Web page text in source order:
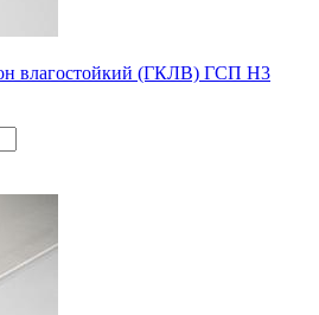
влагостойкий (ГКЛВ) ГСП H3